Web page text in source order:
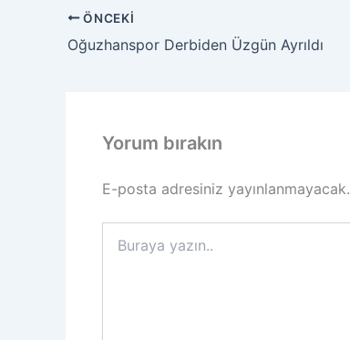
ÖNCEKI
Oğuzhanspor Derbiden Üzgün Ayrıldı
Yorum bırakın
E-posta adresiniz yayınlanmayacak.
yazın..